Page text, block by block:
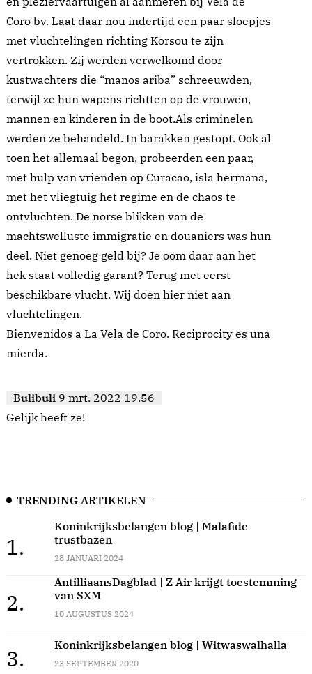
Coro bv. Laat daar nou indertijd een paar sloepjes
met vluchtelingen richting Korsou te zijn
vertrokken. Zij werden verwelkomd door
kustwachters die “manos ariba” schreeuwden,
terwijl ze hun wapens richtten op de vrouwen,
mannen en kinderen in de boot.Als criminelen
werden ze behandeld. In barakken gestopt. Ook al
toen het allemaal begon, probeerden een paar,
met hulp van vrienden op Curacao, isla hermana,
met het vliegtuig het regime en de chaos te
ontvluchten. De norse blikken van de
machtswelluste immigratie en douaniers was hun
deel. Niet genoeg geld bij? Je oom daar aan het
hek staat volledig garant? Terug met eerst
beschikbare vlucht. Wij doen hier niet aan
vluchtelingen.
Bienvenidos a La Vela de Coro. Reciprocity es una
mierda.
Bulibuli 9 mrt. 2022 19.56
Gelijk heeft ze!
TRENDING ARTIKELEN
1.
Koninkrijksbelangen blog | Malafide
trustbazen
28 JANUARI 2024
2.
AntilliaansDagblad | Z Air krijgt toestemming
van SXM
10 AUGUSTUS 2024
3.
Koninkrijksbelangen blog | Witwaswalhalla
23 SEPTEMBER 2020